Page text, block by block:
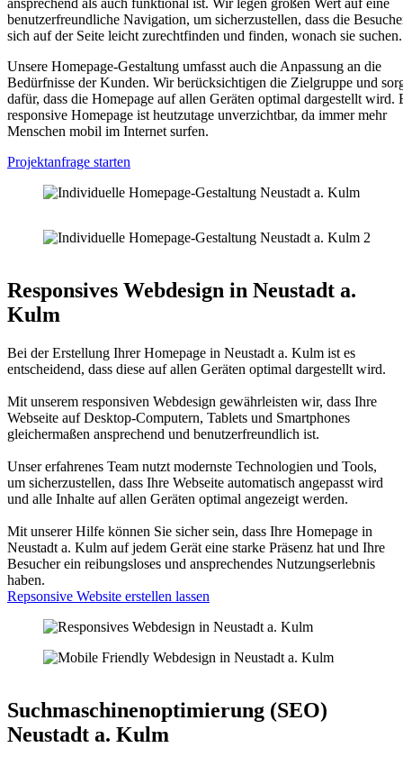
benutzerfreundliche Navigation, um sicherzustellen, dass die
sich auf der Seite leicht zurechtfinden und finden, wonach sie suchen.
Unsere Homepage-Gestaltung umfasst auch die Anpassung an die
Bedürfnisse der Kunden. Wir berücksichtigen die Zielgruppe und
dafür, dass die Homepage auf allen Geräten optimal dargestellt wird.
responsive Homepage ist heutzutage unverzichtbar, da immer mehr
Menschen mobil im Internet surfen.
Projektanfrage starten
Responsives Webdesign in Neustadt a.
Kulm
Bei der Erstellung Ihrer Homepage in Neustadt a. Kulm ist es
entscheidend, dass diese auf allen Geräten optimal dargestellt wird.
Mit unserem responsiven Webdesign gewährleisten wir, dass Ihre
Webseite auf Desktop-Computern, Tablets und Smartphones
gleichermaßen ansprechend und benutzerfreundlich ist.
Unser erfahrenes Team nutzt modernste Technologien und Tools,
um sicherzustellen, dass Ihre Webseite automatisch angepasst wird
und alle Inhalte auf allen Geräten optimal angezeigt werden.
Mit unserer Hilfe können Sie sicher sein, dass Ihre Homepage in
Neustadt a. Kulm auf jedem Gerät eine starke Präsenz hat und Ihre
Besucher ein reibungsloses und ansprechendes Nutzungserlebnis
haben.
Repsonsive Website erstellen lassen
Suchmaschinenoptimierung (SEO)
Neustadt a. Kulm